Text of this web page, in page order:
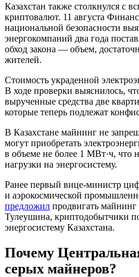
Казахстан также столкнулся с
криптовалют. 11 августа
национальной безопасности
энергокомпаний два года
обход закона — объем,
жителей.
Стоимость украденной
В ходе проверки выяснилось,
вырученные средства две
которые теперь подлежат
В Казахстане майнинг не
могут приобретать
в объеме не более 1 МВт·ч, что
нагрузки на энергосистему.
Ранее первый вице-министр
и аэрокосмической
предложил продвигать
Тулеушина, криптодобытчики
энергосистему Казахстана.
Почему
серых майнеров?